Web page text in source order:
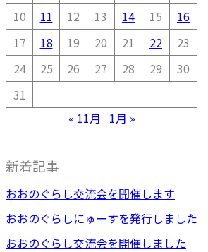
10
11 12 13 14 15
16
17
18 19 20 21 22
23
24
25 26 27 28 29
30
31
« 11月
1月 »
新着記事
おおのぐらし交流会を開催します
おおのぐらしにゅーすを発行しました
おおのぐらし交流会を開催しました